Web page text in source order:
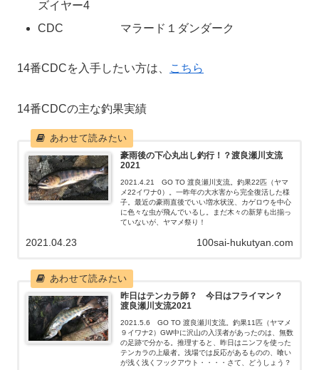
ズイヤー4
CDC マラード１ダンダーク
14番CDCを入手したい方は、 こちら
14番CDCの主な釣果実績
豪雨後の下心丸出し釣行！？渡良瀬川支流
2021
2021.4.21 GO TO 渡良瀬川支流。釣果22匹（ヤマ
メ22イワナ0）。一昨年の大水害から完全復活した様
子。最近の豪雨直後でいい増水状況、カゲロウを中心
に色々な虫が飛んでいるし。まだ木々の新芽も出揃っ
ていないが、ヤマメ祭り！
100sai-hukutyan.com
2021.04.23
昨日はテンカラ師？ 今日はフライマン？
渡良瀬川支流2021
2021.5.6 GO TO 渡良瀬川支流。釣果11匹（ヤマメ
９イワナ2）GW中に沢山の入渓者があったのは、無数
の足跡で分かる。推理すると、昨日はニンフを使った
テンカラの上級者。浅場では反応があるものの、喰い
が浅く浅くフックアウト・・・・さて、どうしょう？